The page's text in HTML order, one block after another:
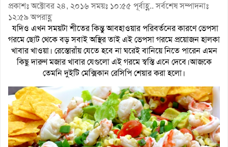
প্রকাশঃ অক্টোবর ২৪, ২০১৬ সময়ঃ ১০:৫৫ পূর্বাহ্ণ.. সর্বশেষ সম্পাদনাঃ
১২:৫৯ অপরাহ্ণ
যদিও এখন সময়টা শীতের কিন্তু আবহাওয়ার পরিবর্তনের কারণে ভেপসা
গরমে ছোট থেকে বড় সবাই অস্থির তাই এই ভেপসা গরমে প্রয়োজন হালকা
খাবার খাওয়া। রেস্তোরাঁয় যেতে হবে না ঘরেই বানিয়ে নিতে পারেন এমন
কিছু দারুণ মজার খাবার যেগুলো এই গরমে স্বস্তি এনে দেবে।আজকে
তেমনি দুইটি মেক্সিকান রেসিপি শেয়ার করা হলো।